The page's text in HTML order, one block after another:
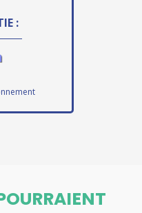
: